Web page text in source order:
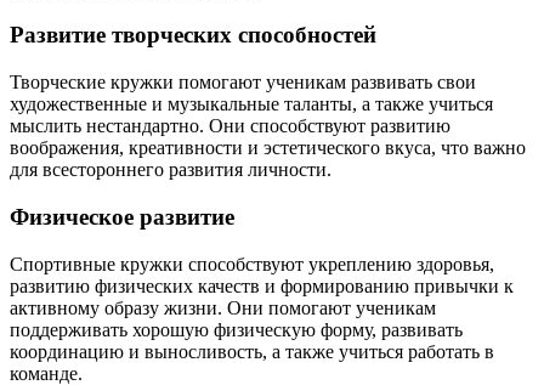
Развитие творческих способностей
Творческие кружки помогают ученикам развивать свои
художественные и музыкальные таланты, а также учиться
мыслить нестандартно. Они способствуют развитию
воображения, креативности и эстетического вкуса, что важно
для всестороннего развития личности.
Физическое развитие
Спортивные кружки способствуют укреплению здоровья,
развитию физических качеств и формированию привычки к
активному образу жизни. Они помогают ученикам
поддерживать хорошую физическую форму, развивать
координацию и выносливость, а также учиться работать в
команде.